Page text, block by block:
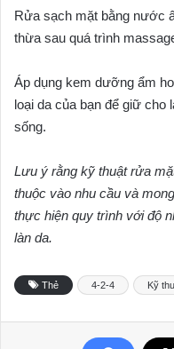
Rửa sạch mặt bằng nước
thừa sau quá trình
Áp dụng kem dưỡng ẩm
loại da của bạn để giữ cho
sống.
Lưu ý rằng kỹ thuật rửa
thuộc vào nhu cầu và
thực hiện quy trình với độ
làn da.
Thẻ 4-2-4 Kỹ